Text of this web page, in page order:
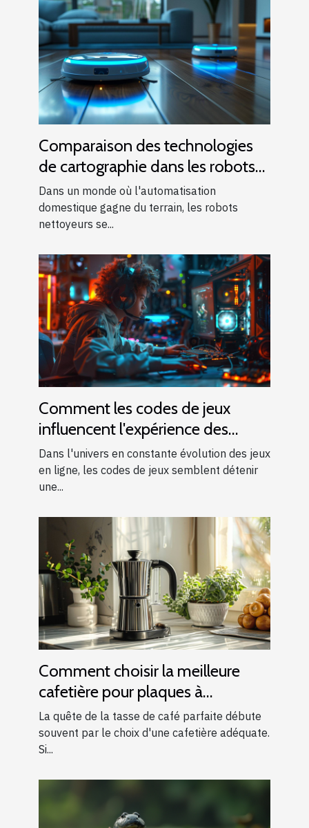
Comparaison des technologies
de cartographie dans les robots
nettoyeurs
Dans un monde où l'automatisation
domestique gagne du terrain, les robots
nettoyeurs se...
Comment les codes de jeux
influencent l'expérience des
joueurs en ligne
Dans l'univers en constante évolution des jeux
en ligne, les codes de jeux semblent détenir
une...
Comment choisir la meilleure
cafetière pour plaques à
induction
La quête de la tasse de café parfaite débute
souvent par le choix d'une cafetière adéquate.
Si...